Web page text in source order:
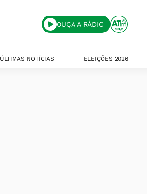
OUÇA A RÁDIO
ÚLTIMAS NOTÍCIAS ELEIÇÕES 2026